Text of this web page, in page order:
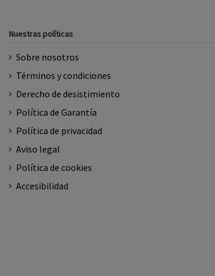
Nuestras políticas
Sobre nosotros
Términos y condiciones
Derecho de desistimiento
Política de Garantía
Política de privacidad
Aviso legal
Política de cookies
Accesibilidad